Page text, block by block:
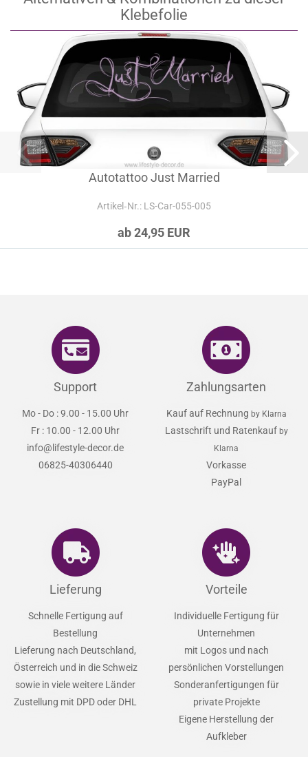
Klebefolie
Autotattoo Just Married
Artikel‑Nr.: LS-Car-055-005
ab 24,95 EUR
Support
Mo - Do : 9.00 - 15.00 Uhr
Fr : 10.00 - 12.00 Uhr
info@lifestyle-decor.de
06825-40306440
Zahlungsarten
Kauf auf Rechnung by Klarna
Lastschrift und Ratenkauf by
Klarna
Vorkasse
PayPal
Lieferung
Schnelle Fertigung auf
Bestellung
Lieferung nach Deutschland,
Österreich und in die Schweiz
sowie in viele weitere Länder
Zustellung mit DPD oder DHL
Vorteile
Individuelle Fertigung für
Unternehmen
mit Logos und nach
persönlichen Vorstellungen
Sonderanfertigungen für
private Projekte
Eigene Herstellung der
Aufkleber